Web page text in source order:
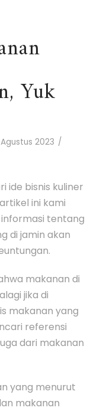
Yuk
2023
ide bisnis kuliner
ini kami
tentang
di jamin akan
makanan di
jika di
makanan yang
referensi
dari makanan
yang menurut
makanan